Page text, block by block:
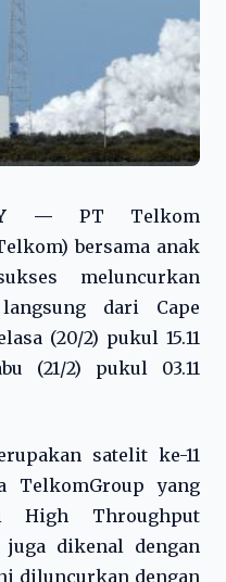
— PT Telkom
bersama anak
meluncurkan
dari Cape
(20/2) pukul 15.11
(21/2) pukul 03.11
satelit ke-11
TelkomGroup yang
High Throughput
juga dikenal dengan
diluncurkan dengan